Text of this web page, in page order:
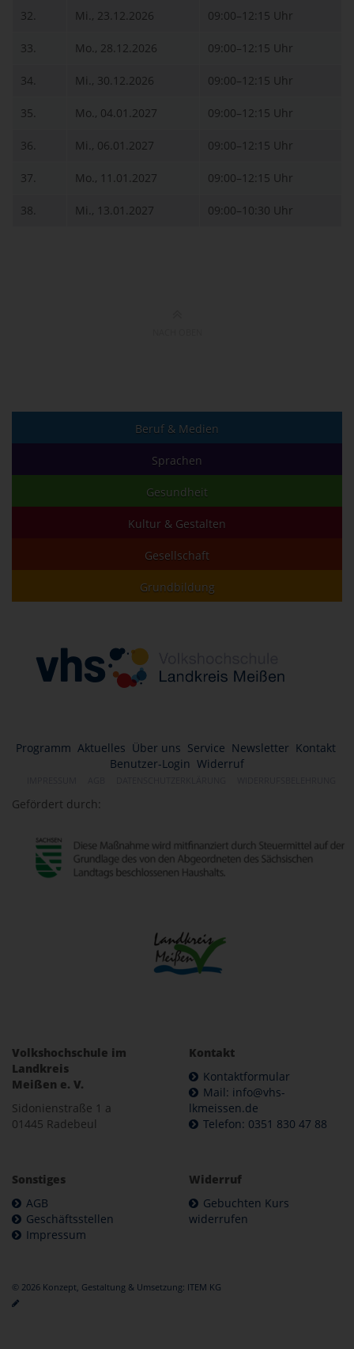
32. Mi., 23.12.2026 09:00–12:15 Uhr
33. Mo., 28.12.2026 09:00–12:15 Uhr
34. Mi., 30.12.2026 09:00–12:15 Uhr
35. Mo., 04.01.2027 09:00–12:15 Uhr
36. Mi., 06.01.2027 09:00–12:15 Uhr
37. Mo., 11.01.2027 09:00–12:15 Uhr
38. Mi., 13.01.2027 09:00–10:30 Uhr
Beruf & Medien
Sprachen
Gesundheit
Kultur & Gestalten
Gesellschaft
Grundbildung
Programm Aktuelles Über uns Service Newsletter Kontakt
Benutzer-Login Widerruf
Gefördert durch:
Volkshochschule im
Landkreis
Meißen e. V.
Sidonienstraße 1 a
01445 Radebeul
Kontakt
Kontaktformular
Mail: info@vhs-
lkmeissen.de
Telefon: 0351 830 47 88
Sonstiges
AGB
Geschäftsstellen
Impressum
Widerruf
Gebuchten Kurs
widerrufen
© 2026 Konzept, Gestaltung & Umsetzung: ITEM KG